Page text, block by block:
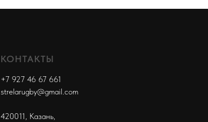
КОНТАКТЫ
+7 927 46 67 661
strelarugby@gmail.com
420011, Казань,